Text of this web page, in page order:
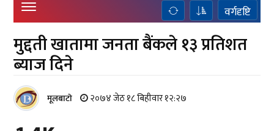
वर्गदृष्टि
मुद्दती खातामा जनता बैंकले १३ प्रतिशत
ब्याज दिने
मूलबाटाे २०७४ जेठ १८ बिहीवार १२:२७